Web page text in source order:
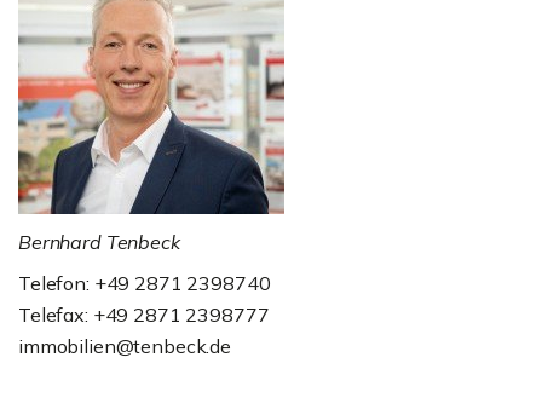
Bernhard Tenbeck
Telefon: +49 2871 2398740
Telefax: +49 2871 2398777
immobilien@tenbeck.de